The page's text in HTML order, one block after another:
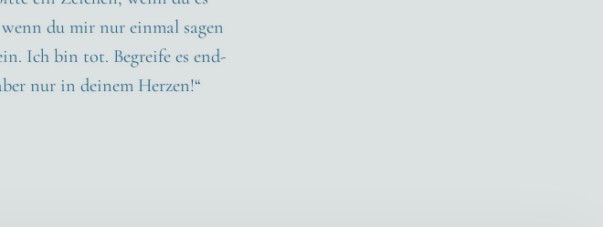
du mir nur ein­mal sagen
Ich bin tot. Begrei­fe es end­
nur in dei­nem Her­zen!“